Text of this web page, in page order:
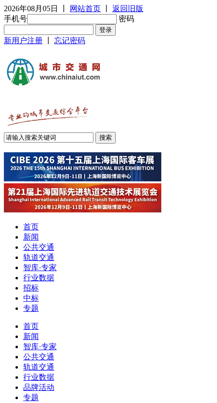
2026年08月05日 网站首页
返回旧版
手机号
密码
新用户注册 忘记密码
首页
新闻
公共交通
轨道交通
智库·专家
行业数据
招标
中标
专题
首页
新闻
智库·专家
公共交通
轨道交通
行业数据
品牌活动
专题